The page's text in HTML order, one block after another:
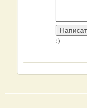
:)